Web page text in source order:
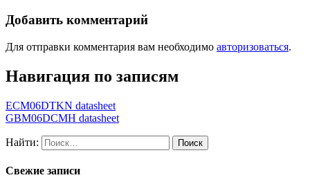
Добавить комментарий
Для отправки комментария вам необходимо авторизоваться.
Навигация по записям
ECM06DTKN datasheet
GBM06DCMH datasheet
Найти:
Свежие записи